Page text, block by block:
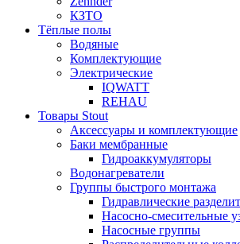
КЗТО
Тёплые полы
Водяные
Комплектующие
Электрические
IQWATT
REHAU
Товары Stout
Аксессуары и комплектующие
Баки мембранные
Гидроаккумуляторы
Водонагреватели
Группы быстрого монтажа
Гидравлические
Насосно-смесительные
Насосные группы